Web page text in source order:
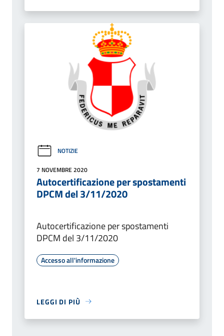
NOTIZIE
7 NOVEMBRE 2020
Autocertificazione per spostamenti
DPCM del 3/11/2020
Autocertificazione per spostamenti
DPCM del 3/11/2020
Accesso all'informazione
LEGGI DI PIÙ